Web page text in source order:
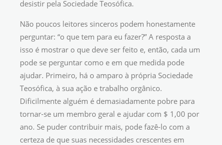
desistir pela Sociedade Teosófica.
Não poucos leitores sinceros podem honestamente
perguntar: “o que tem para eu fazer?” A resposta a
isso é mostrar o que deve ser feito e, então, cada um
pode se perguntar como e em que medida pode
ajudar. Primeiro, há o amparo à própria Sociedade
Teosófica, à sua ação e trabalho orgânico.
Dificilmente alguém é demasiadamente pobre para
tornar-se um membro geral e ajudar com $ 1,00 por
ano. Se puder contribuir mais, pode fazê-lo com a
certeza de que suas necessidades crescentes em